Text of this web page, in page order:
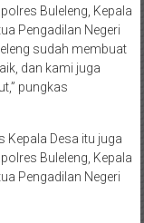
Buleleng, Kepala
Pengadilan Negeri
sudah membuat
dan kami juga
pungkas
Kepala Desa itu juga
Buleleng, Kepala
Pengadilan Negeri